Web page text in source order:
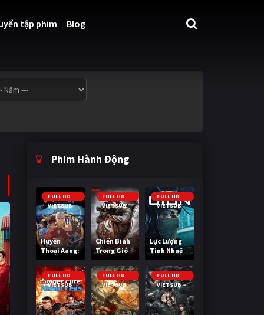
tập phim Blog
Phim Hành Động
FULL HD
VIETSUB
Huyền
Thoại Aang:
Tiết Khí Sư
Cuối Cùng
FULL HD
VIETSUB
Chiến Binh
Trong Gió
FULL HD
VIETSUB
Lực Lượng
Tinh Nhuệ
FULL HD
VIETSUB
FULL HD
VIETSUB
FULL HD
VIETSUB